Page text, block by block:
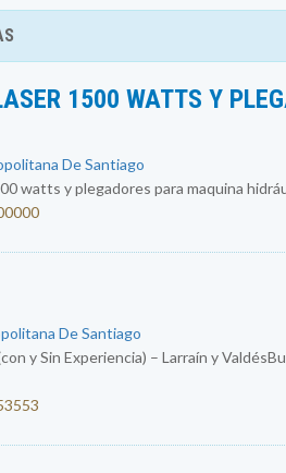
1500 WATTS Y
De Santiago
watts y plegadores para maquina
De Santiago
y Sin Experiencia) – Larraín y